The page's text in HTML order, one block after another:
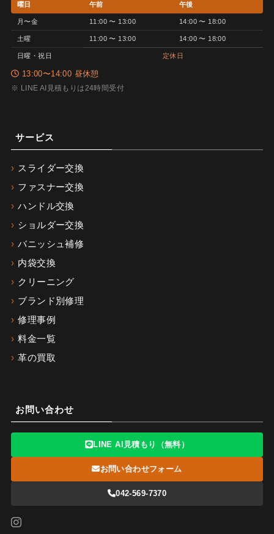
曜日 午前 午後
月〜金 11:00 〜 13:00 14:00 〜 18:00
土曜 11:00 〜 13:00 14:00 〜 18:00
日曜・祝日 定休日
13:00〜14:00 昼休憩
※ LINE AI見積もりは24時間受付
サービス
スライダー交換
ファスナー交換
ハンドル交換
ショルダー交換
バニッシュ補修
内袋交換
クリーニング
ブランド別修理
修理事例
料金一覧
革の買取
お問い合わせ
LINE AI見積もり（無料）
お問い合わせフォーム
042-569-7370